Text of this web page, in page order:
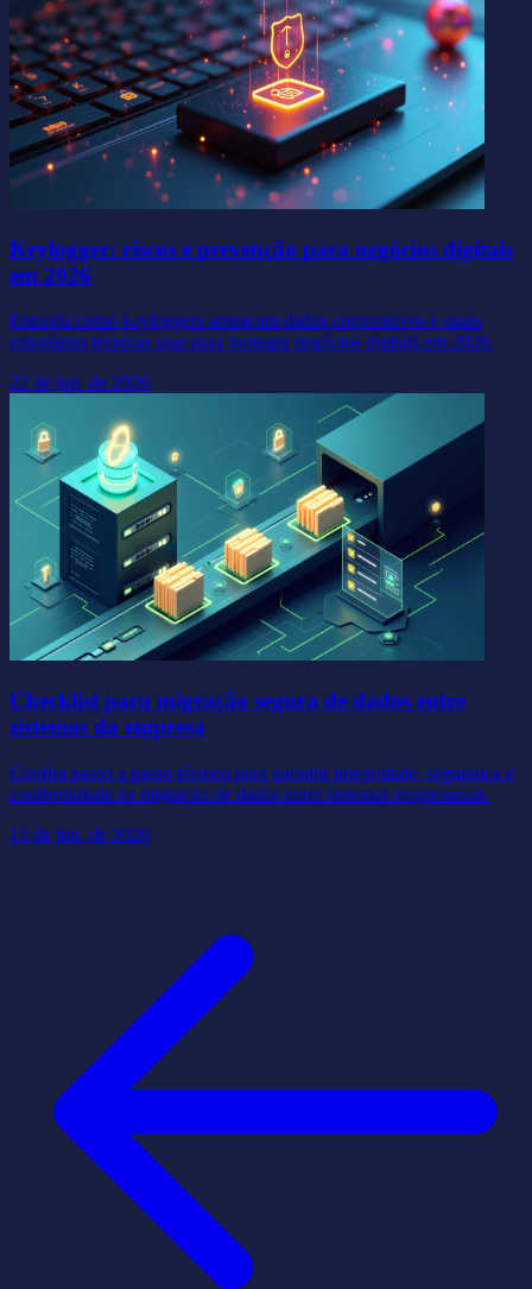
Keylogger: riscos e prevenção para negócios digitais
em 2026
Entenda como keyloggers ameaçam dados corporativos e quais
estratégias técnicas usar para proteger negócios digitais em 2026.
22 de jun. de 2026
Checklist para migração segura de dados entre
sistemas da empresa
Confira passo a passo técnico para garantir integridade, segurança e
conformidade na migração de dados entre sistemas empresariais.
15 de jun. de 2026